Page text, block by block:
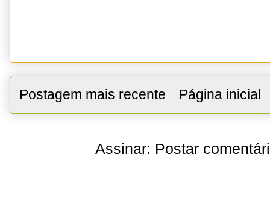
Postagem mais recente Página inicial
Assinar: Postar